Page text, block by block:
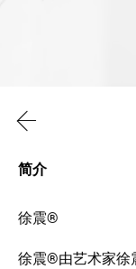
简介
徐震®
徐震®由艺术家徐